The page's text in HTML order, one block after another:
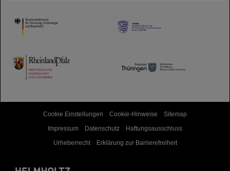
HMWK
TMWWDG
Cookie Einstellungen Cookie-Hinweise
Sitemap
Impressum
Datenschutz
Haftungsausschluss
Urheberrecht
Erklärung zur Barrierefreiheit